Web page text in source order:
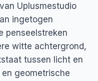
Uplusmestudio
ingetogen
penseelstreken
witte achtergrond,
tussen licht en
geometrische